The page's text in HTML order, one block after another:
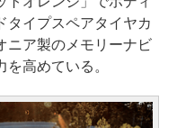
タイプスペアタイヤカ
ニア製のメモリーナビ
を高めている。